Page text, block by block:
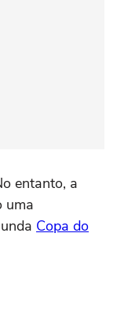
entanto, a
uma
Copa do